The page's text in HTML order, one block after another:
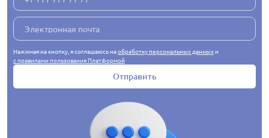
Отправить
Нажимая на кнопку, я соглашаюсь наобработку персональных данныхи
с правилами пользования Платформой